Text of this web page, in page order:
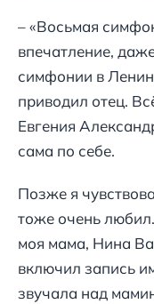
– «Восьмая
впечатление,
симфонии в
приводил отец.
Евгения
сама по себе.
Позже я
тоже очень
моя мама, Нина
включил запись
звучала над